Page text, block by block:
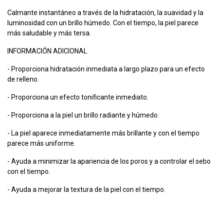
Calmante instantáneo a través de la hidratación, la suavidad y la
luminosidad con un brillo húmedo. Con el tiempo, la piel parece
más saludable y más tersa.
INFORMACIÓN ADICIONAL
- Proporciona hidratación inmediata a largo plazo para un efecto
de relleno.
- Proporciona un efecto tonificante inmediato.
- Proporciona a la piel un brillo radiante y húmedo.
- La piel aparece inmediatamente más brillante y con el tiempo
parece más uniforme.
- Ayuda a minimizar la apariencia de los poros y a controlar el sebo
con el tiempo.
- Ayuda a mejorar la textura de la piel con el tiempo.